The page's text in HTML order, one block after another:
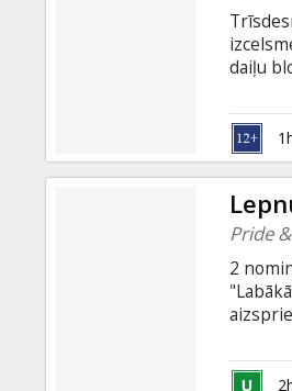
daiļu
Pride
2
savu